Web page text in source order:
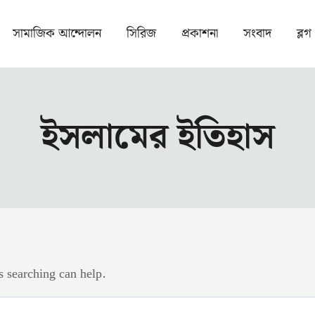
সামাজিক আন্দোলন সিরিজ প্রকাশনা সংবাদ ব্লগ
ইসলামের ইতিহাস
searching can help.